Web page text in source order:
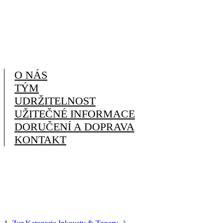
O NÁS
TÝM
UDRŽITELNOST
UŽITEČNÉ INFORMACE
DORUČENÍ A DOPRAVA
KONTAKT